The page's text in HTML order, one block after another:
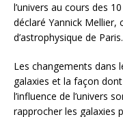
l’univers au cours des
déclaré Yannick Mellier,
d’astrophysique de Paris.
Les changements dans
galaxies et la façon
l’influence de l’univers
rapprocher les galaxies